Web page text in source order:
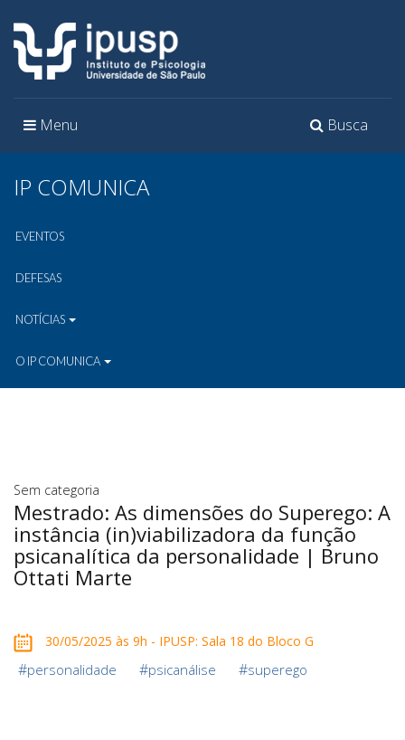
Toggle
Busca
Toggle
Menu
IP COMUNICA
EVENTOS
DEFESAS
NOTÍCIAS
O IP COMUNICA
Sem categoria
Mestrado: As dimensões do Superego: A
instância (in)viabilizadora da função
psicanalítica da personalidade | Bruno
Ottati Marte
30/05/2025 às 9h - IPUSP: Sala 18 do Bloco G
#personalidade #psicanálise #superego